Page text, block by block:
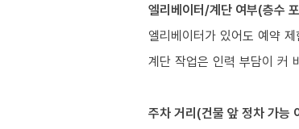
엘리베이터/계단 여부(층수
엘리베이터가 있어도 예약
계단 작업은 인력 부담이 커
주차 거리(건물 앞 정차 가능